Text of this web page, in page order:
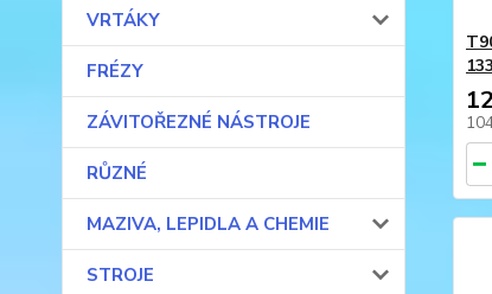
VRTÁKY
FRÉZY
ZÁVITOŘEZNÉ NÁSTROJE
RŮZNÉ
MAZIVA, LEPIDLA A CHEMIE
STROJE